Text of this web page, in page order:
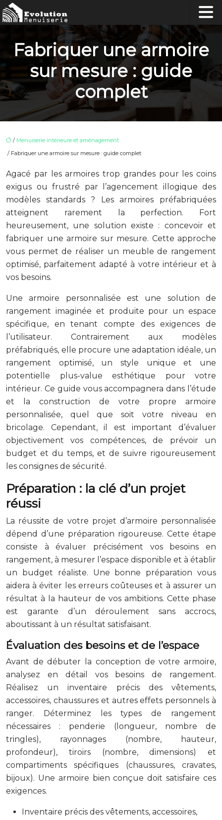
Fabriquer une armoire
sur mesure : guide
complet
/ Menuiserie intérieure et aménagement
/ Fabriquer une armoire sur mesure : guide complet
Agacé par les armoires trop grandes pour les coins
exigus ou frustré par l’agencement illogique des
modèles standards ? Les armoires préfabriquées
atteignent rarement la perfection. Fort
heureusement, une solution existe : concevoir et
fabriquer une armoire sur mesure. Cette approche
vous permet de réaliser un meuble de rangement
optimisé, parfaitement adapté à votre intérieur et à
vos besoins.
Une armoire personnalisée est une solution de
rangement imaginée et produite pour un espace
spécifique, en tenant compte des exigences de
l’utilisateur. Contrairement aux modèles
préfabriqués, elle procure une adaptation idéale, un
rangement optimisé, un style unique et une
potentielle plus-value esthétique pour votre
intérieur. Ce guide vous accompagnera dans l’étude
et la construction de votre propre armoire
personnalisée, quel que soit votre niveau en
bricolage. Cependant, il est important d’évaluer
objectivement vos compétences, de prévoir un
budget et du temps, et de suivre rigoureusement
les consignes de sécurité.
Préparation : la clé d’un projet
réussi
La réussite de votre projet d’armoire personnalisée
dépend d’une préparation rigoureuse. Cette étape
consiste à évaluer précisément vos besoins en
rangement, à mesurer l’espace disponible et à établir
un budget réaliste. Une bonne préparation vous
aidera à éviter les erreurs coûteuses et à assurer un
résultat à la hauteur de vos ambitions. Cette phase
est garante d’un déroulement sans accrocs,
aboutissant à un résultat satisfaisant.
Évaluation des besoins et de l’espace
Avant de débuter la conception de votre armoire,
analysez en détail vos besoins de rangement.
Réalisez un inventaire précis des vêtements,
accessoires, chaussures et autres effets personnels à
ranger. Déterminez les types de rangement
nécessaires : penderie (longueur, nombre de
tringles), rayonnages (nombre, hauteur,
profondeur), tiroirs (nombre, dimensions) et
compartiments spécifiques (chaussures, cravates,
bijoux). Une armoire bien conçue doit satisfaire ces
exigences.
Inventaire précis des vêtements, accessoires,